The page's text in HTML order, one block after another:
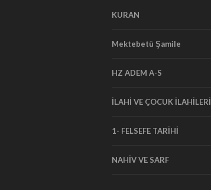
KURAN
Mektebetü Şamile
HZ ADEM A-S
İLAHİ VE ÇOCUK İLAHİLERİ
1- FELSEFE TARİHİ
NAHİV VE SARF